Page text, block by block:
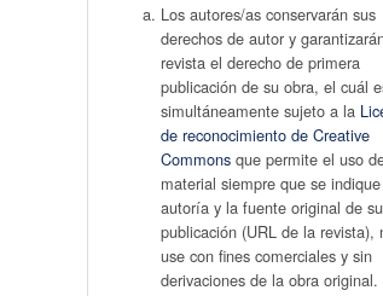
Los autores/as conservarán sus
derechos de autor y
revista el derecho de primera
publicación de su obra, el cuál
simultáneamente sujeto a la
de reconocimiento de Creative
Commons que permite el uso
material siempre que se
autoría y la fuente original de su
publicación (URL de la revista),
use con fines comerciales y sin
derivaciones de la obra original.